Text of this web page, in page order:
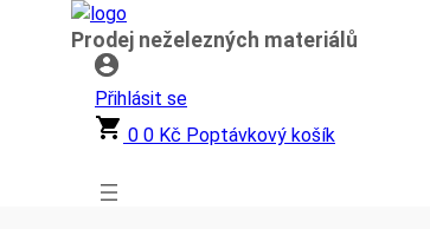
Přeskočit
Prodej neželezných materiálů
Přihlásit se
0 0 Kč Poptávkový košík